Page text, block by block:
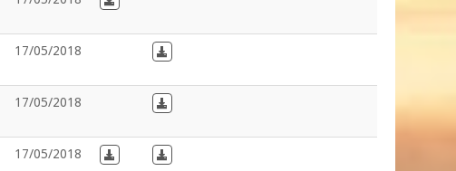
17/05/2018 Download in Dutch
17/05/2018 Download in Dutch
17/05/2018 Download in FrenchDownload in Dutch